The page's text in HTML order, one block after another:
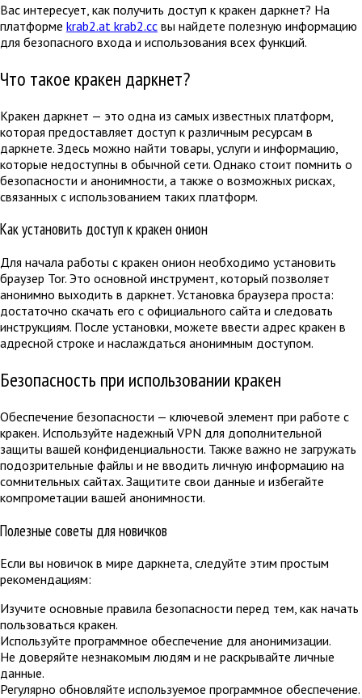
Вас интересует, как получить доступ к кракен даркнет? На
платформе krab2.at krab2.cc вы найдете полезную информацию
для безопасного входа и использования всех функций.
Что такое кракен даркнет?
Кракен даркнет — это одна из самых известных платформ,
которая предоставляет доступ к различным ресурсам в
даркнете. Здесь можно найти товары, услуги и информацию,
которые недоступны в обычной сети. Однако стоит помнить о
безопасности и анонимности, а также о возможных рисках,
связанных с использованием таких платформ.
Как установить доступ к кракен онион
Для начала работы с кракен онион необходимо установить
браузер Tor. Это основной инструмент, который позволяет
анонимно выходить в даркнет. Установка браузера проста:
достаточно скачать его с официального сайта и следовать
инструкциям. После установки, можете ввести адрес кракен в
адресной строке и наслаждаться анонимным доступом.
Безопасность при использовании кракен
Обеспечение безопасности — ключевой элемент при работе с
кракен. Используйте надежный VPN для дополнительной
защиты вашей конфиденциальности. Также важно не загружать
подозрительные файлы и не вводить личную информацию на
сомнительных сайтах. Защитите свои данные и избегайте
компрометации вашей анонимности.
Полезные советы для новичков
Если вы новичок в мире даркнета, следуйте этим простым
рекомендациям:
Изучите основные правила безопасности перед тем, как начать
пользоваться кракен.
Используйте программное обеспечение для анонимизации.
Не доверяйте незнакомым людям и не раскрывайте личные
данные.
Регулярно обновляйте используемое программное обеспечение.